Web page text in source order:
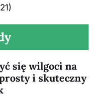
się wilgoci na
i skuteczny